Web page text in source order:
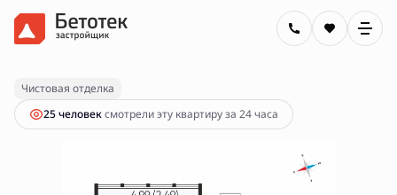
3-комнатная83.56 м 11 450 000 руб.
Ипотекаот 41 121 руб.
Чистовая отделка
25 человексмотрели эту квартиру за 24 часа